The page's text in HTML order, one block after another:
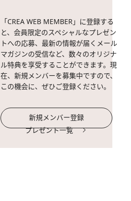
「CREA WEB MEMBER」に登録する
と、会員限定のスペシャルなプレゼン
トへの応募、最新の情報が届くメール
マガジンの受信など、数々のオリジナ
ル特典を享受することができます。現
在、新規メンバーを募集中ですので、
この機会に、ぜひご登録ください。
新規メンバー登録
プレゼント一覧